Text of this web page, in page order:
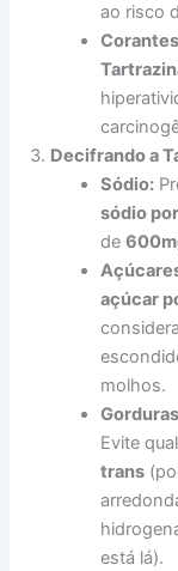
ao risco
Decifrando a
Sódio:
sódio
de
açúcar
molhos.
Evite
trans
está lá).